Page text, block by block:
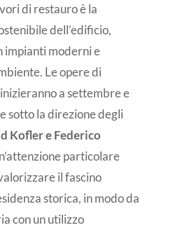
di restauro è la
dell’edificio,
impianti moderni e
Le opere di
a settembre e
sotto la direzione degli
Kofler e Federico
particolare
il fascino
storica, in modo da
con un utilizzo